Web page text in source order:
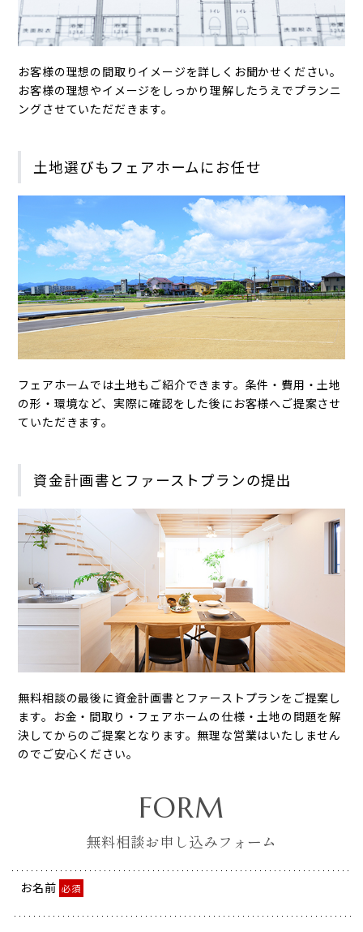
お客様の理想の間取りイメージを詳しくお聞かせください。
お客様の理想やイメージをしっかり理解したうえでプランニ
ングさせていただだきます。
土地選びもフェアホームにお任せ
フェアホームでは土地もご紹介できます。条件・費用・土地
の形・環境など、実際に確認をした後にお客様へご提案させ
ていただきます。
資金計画書とファーストプランの提出
無料相談の最後に資金計画書とファーストプランをご提案し
ます。お金・間取り・フェアホームの仕様・土地の問題を解
決してからのご提案となります。無理な営業はいたしません
のでご安心ください。
FORM
無料相談お申し込みフォーム
お名前 必須